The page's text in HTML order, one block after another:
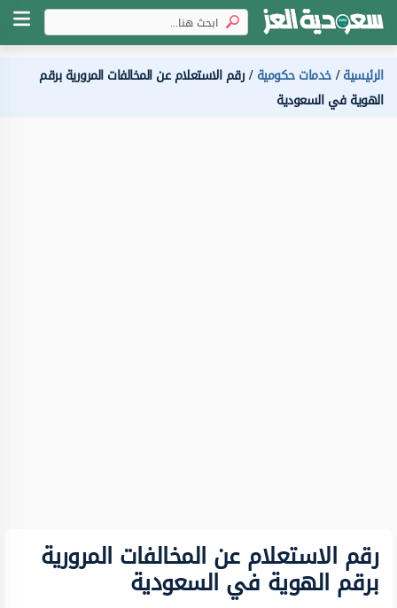
الرئيسية خدمات حكومية رقم الاستعلام عن المخالفات المرورية برقم
الهوية في السعودية
رقم الاستعلام عن المخالفات المرورية
برقم الهوية في السعودية